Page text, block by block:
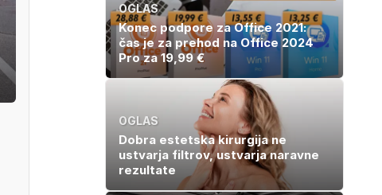
OGLAS
Konec podpore za Office 2021:
čas je za prehod na Office 2024
Pro za 19,99 €
OGLAS
Dobra estetska kirurgija ne
ustvarja filtrov, ustvarja naravne
rezultate